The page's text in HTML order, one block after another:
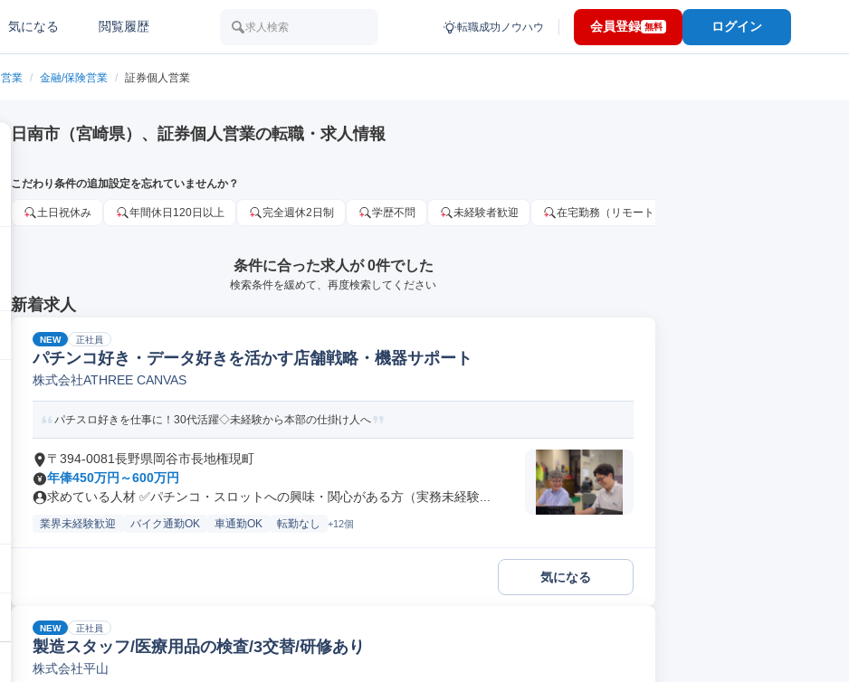
気になる 閲覧履歴 求人検索 転職成功ノウハウ 会員登録 無料 ログイン
営業 / 金融/保険営業 / 証券個人営業
日南市（宮崎県）、証券個人営業の転職・求人情報
こだわり条件の追加設定を忘れていませんか？
土日祝休み 年間休日120日以上 完全週休2日制 学歴不問 未経験者歓迎 在宅勤務（リモートワーク）OK
条件に合った求人が 0件でした
検索条件を緩めて、再度検索してください
新着求人
NEW 正社員
パチンコ好き・データ好きを活かす店舗戦略・機器サポート
株式会社ATHREE CANVAS
パチスロ好きを仕事に！30代活躍◇未経験から本部の仕掛け人へ
〒394-0081長野県岡谷市長地権現町
年俸450万円～600万円
求めている人材 ✅パチンコ・スロットへの興味・関心がある方（実務未経験...
業界未経験歓迎 バイク通勤OK 車通勤OK 転勤なし +12個
気になる
NEW 正社員
製造スタッフ/医療用品の検査/3交替/研修あり
株式会社平山